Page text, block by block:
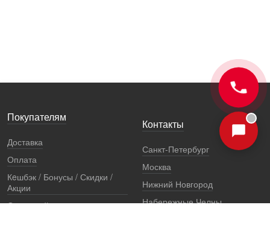
Покупателям
Доставка
Оплата
Кeшбэк / Бонусы / Скидки /
Акции
Остерегайтесь подделок
Контакты
Санкт-Петербург
Москва
Нижний Новгород
Набережные Челны